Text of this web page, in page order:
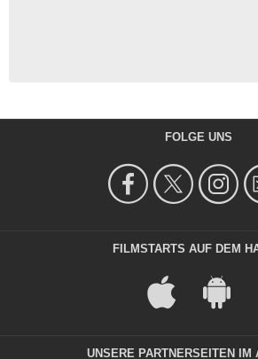
FOLGE UNS
FILMSTARTS AUF DEM
UNSERE PARTNERSEITEN IM